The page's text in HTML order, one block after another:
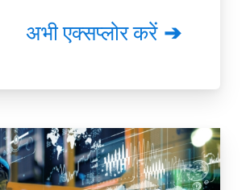
अभी एक्सप्लोर करें